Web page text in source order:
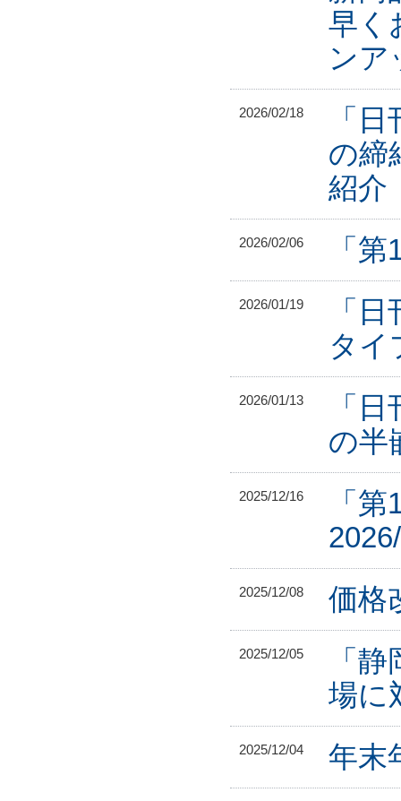
早く
ンア
2026/02/18
「
の締
紹介
2026/02/06 「
2026/01/19
「
タ
2026/01/13
「
の半
2025/12/16
「
2025/12/08 価格
2025/12/05
「
場に
2025/12/04 年末